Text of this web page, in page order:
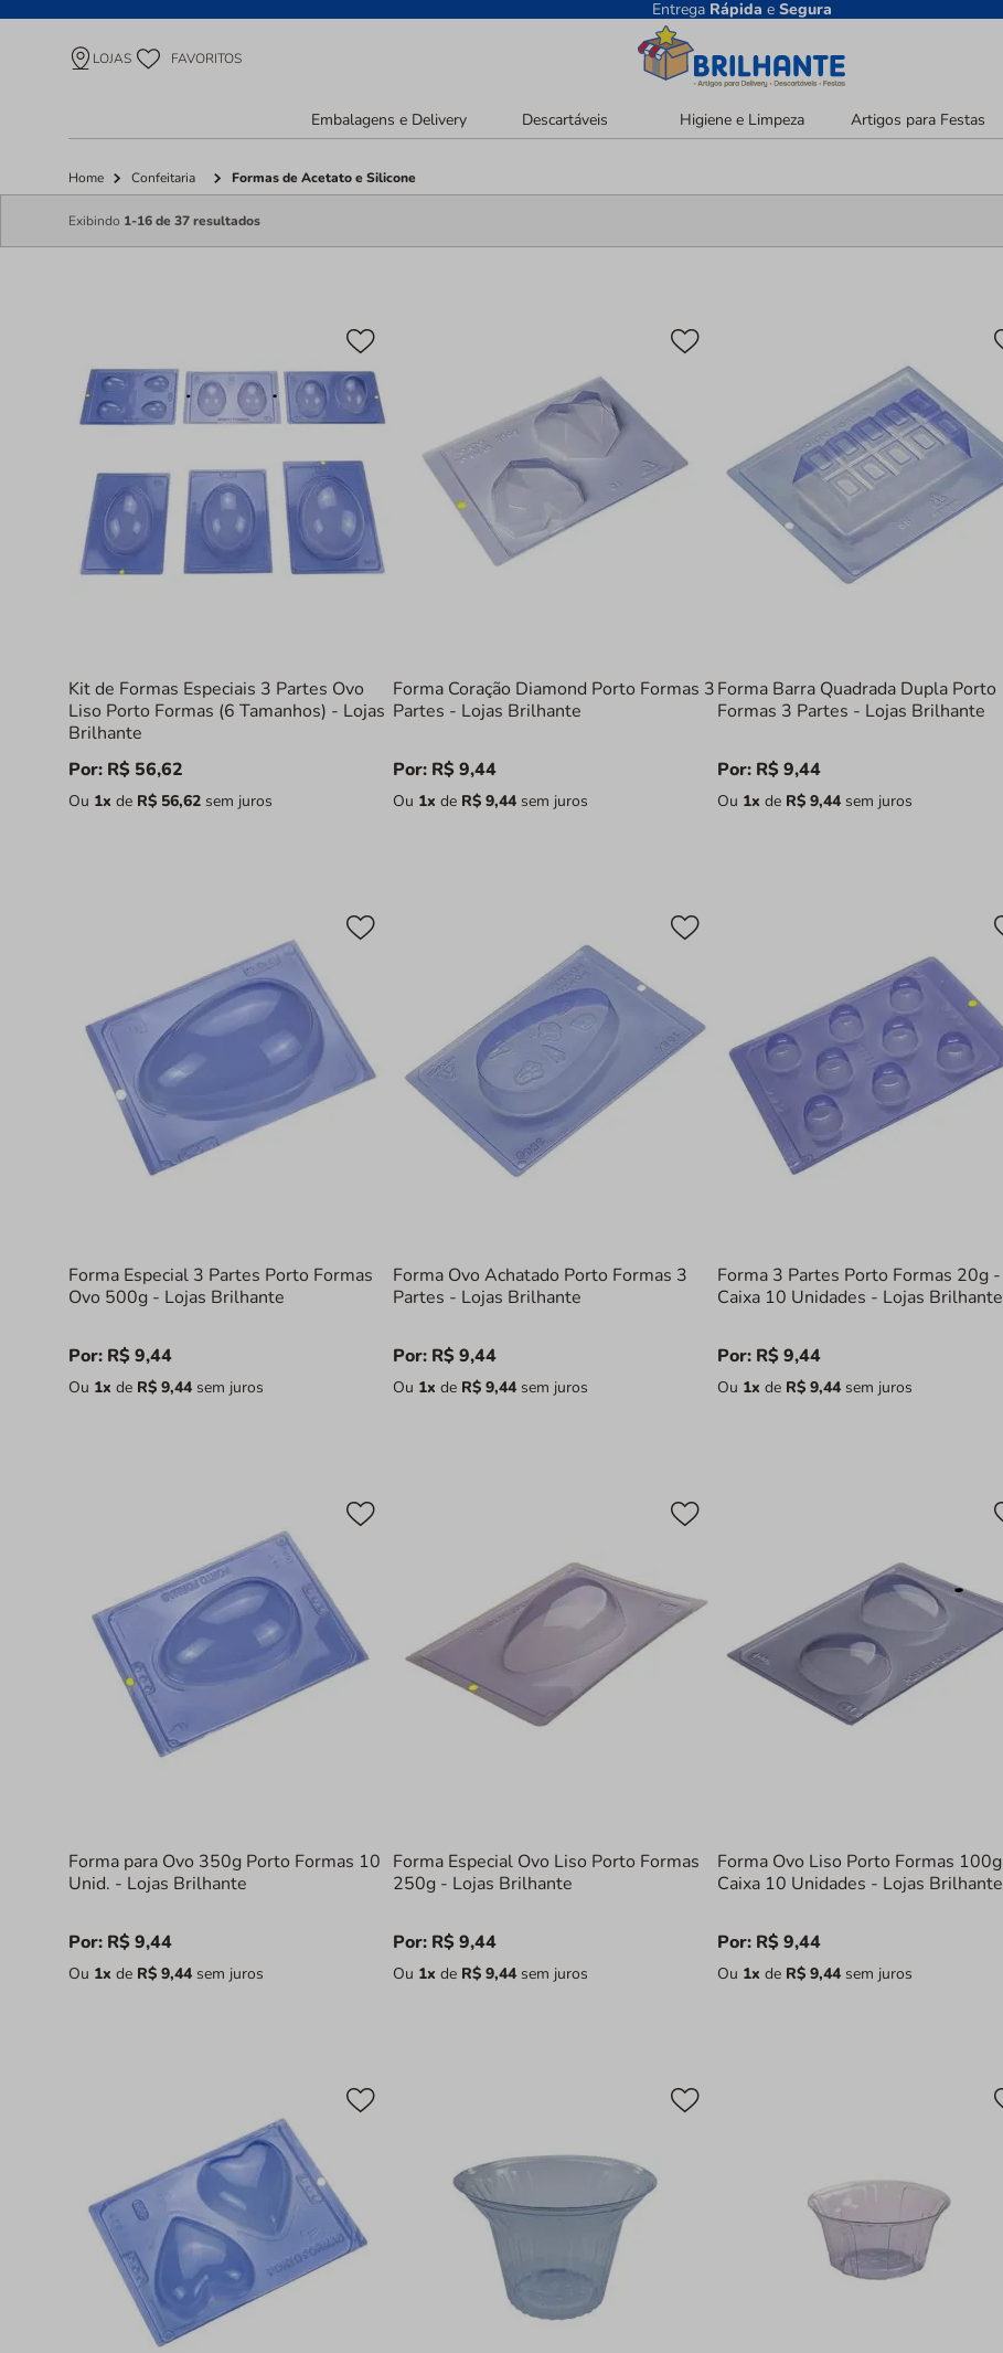
Entrega Rápida e Segura
LOJAS FAVORITOS
Embalagens e Delivery Descartáveis Higiene e Limpeza Artigos para Festas
Home Confeitaria Formas de Acetato e Silicone
Exibindo 1-16 de 37 resultados
Kit de Formas Especiais 3 Partes Ovo
Liso Porto Formas (6 Tamanhos) - Lojas
Brilhante
Por: R$ 56,62
Ou 1x de R$ 56,62 sem juros
Forma Coração Diamond Porto Formas 3
Partes - Lojas Brilhante
Por: R$9,44
Ou 1x de R$ 9,44sem juros
Forma Barra Quadrada Dupla Porto
Formas 3 Partes - Lojas Brilhante
Por: R$ 9,44
Ou 1x de R$ 9,44sem juros
Forma Especial 3 Partes Porto Formas
Ovo 500g - Lojas Brilhante
Por: R$9,44
Ou 1x de R$ 9,44sem juros
Forma Ovo Achatado Porto Formas 3
Partes - Lojas Brilhante
Por: R$9,44
Ou 1x de R$ 9,44sem juros
Forma 3 Partes Porto Formas 20g -
Caixa 10 Unidades - Lojas Brilhante
Por: R$ 9,44
Ou 1x de R$ 9,44sem juros
Forma para Ovo 350g Porto Formas 10
Unid. - Lojas Brilhante
Por: R$9,44
Ou 1x de R$ 9,44sem juros
Forma Especial Ovo Liso Porto Formas
250g - Lojas Brilhante
Por: R$9,44
Ou 1x de R$ 9,44sem juros
Forma Ovo Liso Porto Formas 100g
Caixa 10 Unidades - Lojas Brilhante
Por: R$ 9,44
Ou 1x de R$ 9,44sem juros